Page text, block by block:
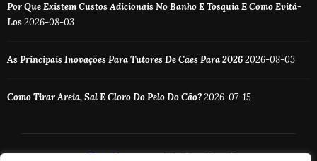
Por Que Existem Custos Adicionais No Banho E Tosquia E Como Evitá-
Los2026-08-03
As Principais Inovações Para Tutores De Cães Para 20262026-08-03
Como Tirar Areia, Sal E Cloro Do Pelo Do Cão?2026-07-15